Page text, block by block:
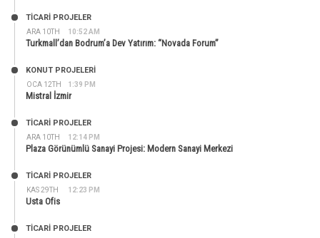
ARA 10TH 10:52 AM
TİCARİ PROJELER
Turkmall’dan Bodrum’a Dev Yatırım: “Novada Forum”
OCA 12TH 1:39 PM
KONUT PROJELERI
Mistral İzmir
ARA 10TH 12:14 PM
TİCARİ PROJELER
Plaza Görünümlü Sanayi Projesi: Modern Sanayi Merkezi
KAS 29TH 12:23 PM
TİCARİ PROJELER
Usta Ofis
TİCARİ PROJELER